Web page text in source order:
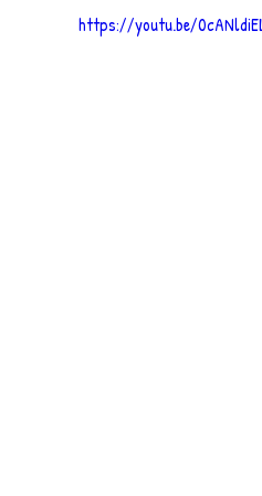
https://youtu.be/